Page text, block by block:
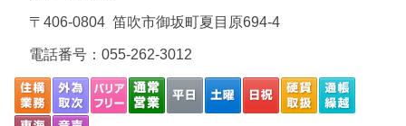
〒406-0804 笛吹市御坂町夏目原694-4
電話番号： 055-262-3012